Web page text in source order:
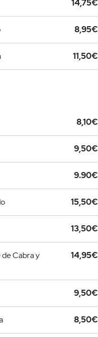
14,75€
8,95€
11,50€
8,10€
9,50€
9.90€
15,50€
13,50€
Cabra y
14,95€
9,50€
8,50€